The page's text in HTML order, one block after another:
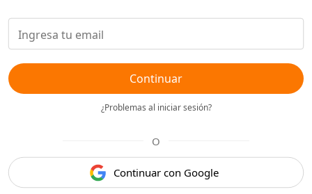
Continuar
¿Problemas al iniciar sesión?
O
Continuar con Google